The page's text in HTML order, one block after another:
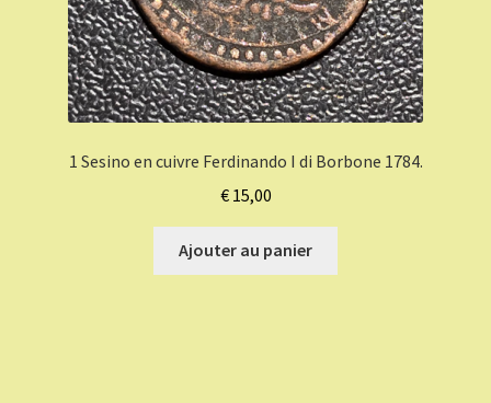
1 Sesino en cuivre Ferdinando I di Borbone 1784.
€15,00
Ajouter au panier